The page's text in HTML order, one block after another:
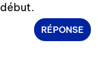
début.
RÉPONSE